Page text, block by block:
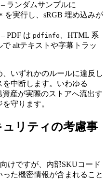
– ランダムサンプルに
を実行し、sRGB 埋め込みが
– PDF は pdfinfo
、HTML 系
で altテキストや字幕トラッ
いずれかのルールに違反し
中断します。いわゆる
資産が実際のストアへ流出す
守ります。
リティの考慮事
けですが、内部SKUコード
た機密情報が含まれること